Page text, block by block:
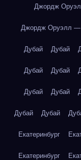
Джордж
Джордж Оруэлл —
Дубай Дубай
Дубай Дубай
Дубай Дубай
Дубай Дубай
Екатеринбург
Екатеринбург